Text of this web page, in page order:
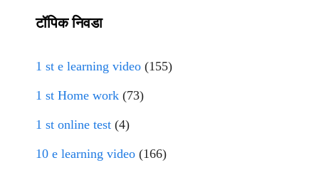
टॉपिक निवडा
1 st e learning video (155)
1 st Home work (73)
1 st online test (4)
10 e learning video (166)